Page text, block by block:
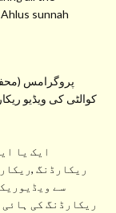
sunnah
پروگرامس
کوالٹی کی ویڈیو
ایک یا
ریکارڈنگ
سے
ریکارڈنگ کی